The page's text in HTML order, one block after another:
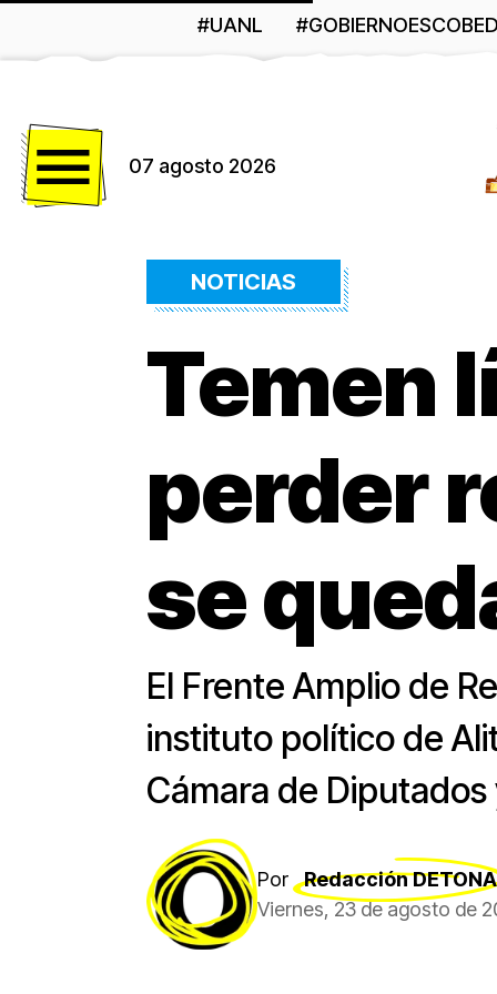
#UANL
07 agosto 2026
NOTICIAS
Temen
perder
se
El Frente Amplio de
instituto político de
Cámara de
Por
Redacción DETONA
Viernes, 23 de agosto de